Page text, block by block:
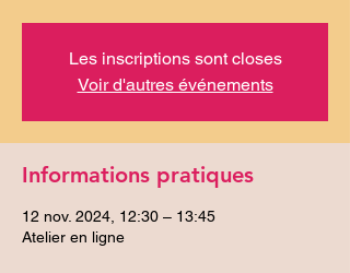
Les inscriptions sont closes
Voir d'autres événements
Informations pratiques
12 nov. 2024, 12:30 – 13:45
Atelier en ligne